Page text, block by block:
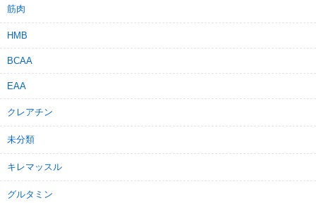
筋肉
HMB
BCAA
EAA
クレアチン
未分類
キレマッスル
グルタミン